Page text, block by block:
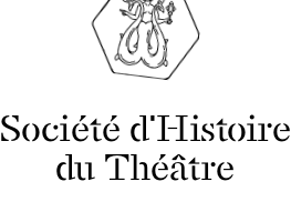
Société d'Histoire
du Théâtre